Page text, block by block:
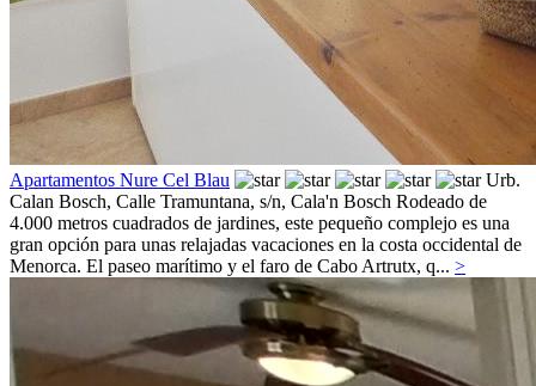
Apartamentos Nure Cel Blau
Urb.
Calan Bosch, Calle Tramuntana, s/n, Cala'n Bosch Rodeado de
4.000 metros cuadrados de jardines, este pequeño complejo es una
gran opción para unas relajadas vacaciones en la costa occidental de
Menorca. El paseo marítimo y el faro de Cabo Artrutx, q... >